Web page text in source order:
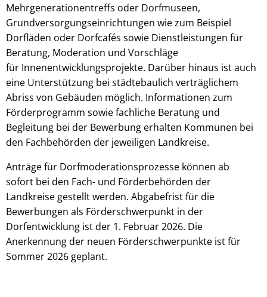
Mehrgenerationentreffs oder Dorfmuseen,
Grundversorgungseinrichtungen wie zum Beispiel
Dorfläden oder Dorfcafés sowie Dienstleistungen für
Beratung, Moderation und Vorschläge
für Innenentwicklungsprojekte. Darüber hinaus ist auch
eine Unterstützung bei städtebaulich verträglichem
Abriss von Gebäuden möglich. Informationen zum
Förderprogramm sowie fachliche Beratung und
Begleitung bei der Bewerbung erhalten Kommunen bei
den Fachbehörden der jeweiligen Landkreise.
Anträge für Dorfmoderationsprozesse können ab
sofort bei den Fach- und Förderbehörden der
Landkreise gestellt werden. Abgabefrist für die
Bewerbungen als Förderschwerpunkt in der
Dorfentwicklung ist der 1. Februar 2026. Die
Anerkennung der neuen Förderschwerpunkte ist für
Sommer 2026 geplant.